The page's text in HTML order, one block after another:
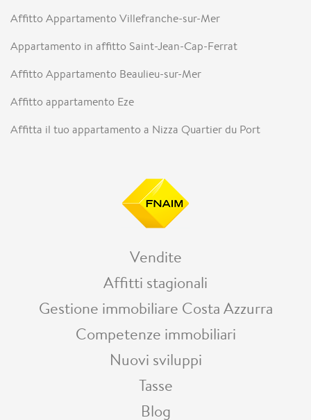
Affitto Appartamento Villefranche-sur-Mer
Appartamento in affitto Saint-Jean-Cap-Ferrat
Affitto Appartamento Beaulieu-sur-Mer
Affitto appartamento Eze
Affitta il tuo appartamento a Nizza Quartier du Port
Vendite
Affitti stagionali
Gestione immobiliare Costa Azzurra
Competenze immobiliari
Nuovi sviluppi
Tasse
Blog